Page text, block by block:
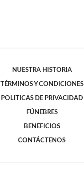
NUESTRA HISTORIA
TÉRMINOS Y CONDICIONES
POLITICAS DE PRIVACIDAD
FÚNEBRES
BENEFICIOS
CONTÁCTENOS